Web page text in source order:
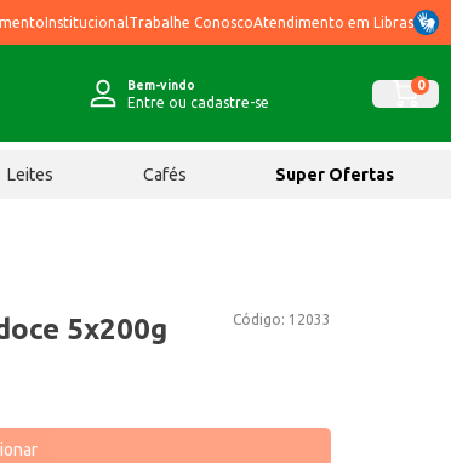
Institucional Trabalhe ConoscoAtendimento em Libras
Bem-vindo
Entre ou cadastre-se
0
Leites Cafés Super Ofertas
Código: 12033
5x200g